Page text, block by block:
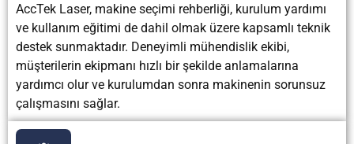
AccTek Laser, makine seçimi rehberliği, kurulum yardımı
ve kullanım eğitimi de dahil olmak üzere kapsamlı teknik
destek sunmaktadır. Deneyimli mühendislik ekibi,
müşterilerin ekipmanı hızlı bir şekilde anlamalarına
yardımcı olur ve kurulumdan sonra makinenin sorunsuz
çalışmasını sağlar.